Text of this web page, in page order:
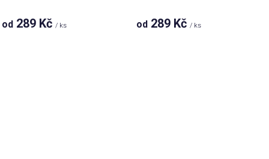
od 289 Kč / ks od 289 Kč / ks